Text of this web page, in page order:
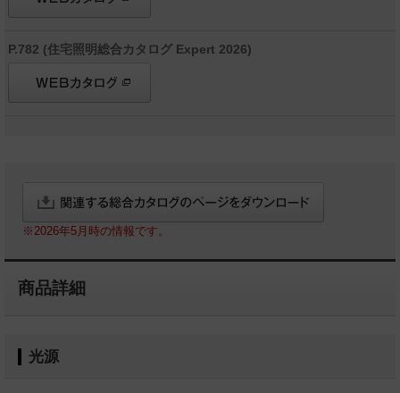
P.782 (住宅照明総合カタログ Expert 2026)
※2026年5月時の情報です。
商品詳細
光源